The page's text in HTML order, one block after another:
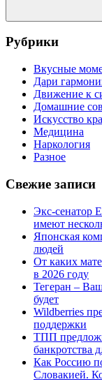
Рубрики
Вкусные
Дари
Движение к
Домашние
Искусство
Медицина
Наркология
Разное
Свежие записи
Экс-сенатор
имеют
Японская
людей
От каких
в 2026 году
Тегеран –
будет
Wildberries
поддержки
ТПП
банкротства
Как Россию
Словакией.